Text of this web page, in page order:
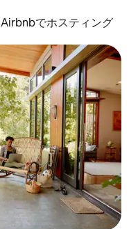
Airbnbでホスティング